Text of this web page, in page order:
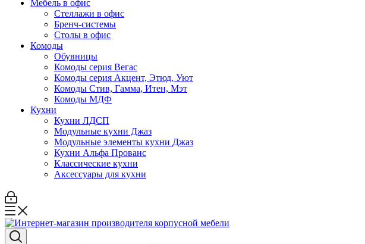
Мебель в офис
Стеллажи в офис
Бренч-системы
Столы в офис
Комоды
Обувницы
Комоды серия Вегас
Комоды серия Акцент, Этюд, Уют
Комоды Стив, Гамма, Итен, Мэт
Комоды МДФ
Кухни
Кухни ЛДСП
Модульные кухни Джаз
Модульные элементы кухни Джаз
Кухни Альфа Прованс
Классические кухни
Аксессуары для кухни